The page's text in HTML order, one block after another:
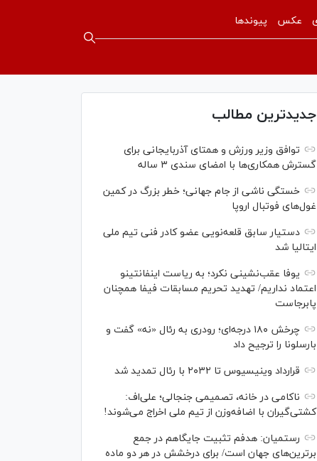
عکس پیوندها
جدیدترین مطالب
توافق وزیر ورزش و همتای آذربایجانی برای
گسترش همکاری‌ها با امضای سندی ۳ ساله
خستگی ناشی از جام جهانی؛ خطر بزرگ در کمین
غول‌های فوتبال اروپا
دستیار سابق قلعه‌نویی عضو کادر فنی تیم ملی
ایتالیا شد
یوفا عقب‌نشینی نکرد؛ به ریاست اینفانتینو
اعتماد نداریم/ تهدید تحریم مسابقات فیفا همچنان
پابرجاست
چرخش ۱۸۰ درجه‌ای؛ رودری به رئال «نه» گفت و
بارسلونا را ترجیح داد
قرارداد وینیسیوس تا ۲۰۳۲ با رئال‌ تمدید شد
ناکامی در خانه، تصمیمی جنجالی؛ علی‌اف:
کشتی‌گیران با اضافه‌وزن از تیم ملی اخراج می‌شوند!
رستمیان: هدفم تثبیت جایگاهم در جمع
برترین‌های جهان است/ برای درخشش در هر دو ماده